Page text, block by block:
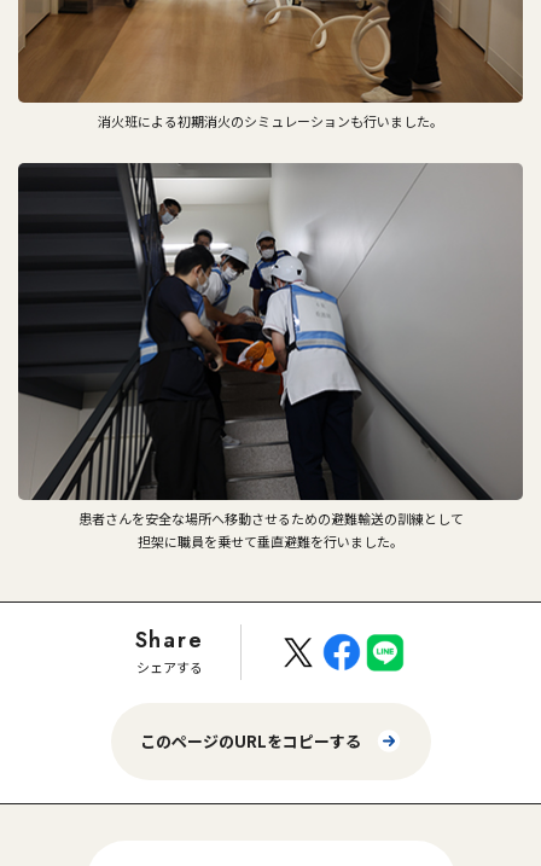
消火班による初期消火のシミュレーションも行いました。
患者さんを安全な場所へ移動させるための避難輸送の訓練として
担架に職員を乗せて垂直避難を行いました。
Share
シェアする
このページのURLをコピーする